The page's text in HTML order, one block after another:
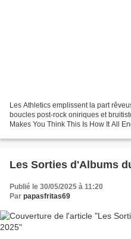
Les Athletics emplissent la part
boucles post-rock oniriques et
Makes You Think This Is How It All
Les Sorties d'Albums
Publié le 30/05/2025 à 11:20
Par papasfritas69